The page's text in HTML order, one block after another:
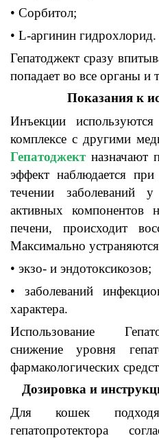
• Сорбитол;
• L-аргинин гидрохлорид.
Гепатоджектсразу
попадает во все органы и
Показания к
Инъекции
комплексе с другими
Гепатоджект назначают
эффект наблюдается
течении заболеваний у
активных компонентов
печени, происходит
Максимально устраняются
• экзо- и эндотоксикозов;
• заболеваний
характера.
Использование
снижение уровня
фармакологических
Дозировка и
Длякошек
гепатопротектора